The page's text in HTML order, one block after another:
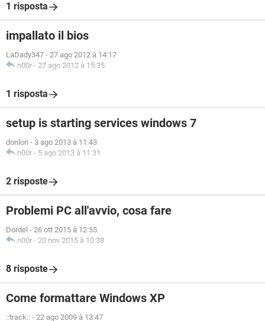
1 risposta
impallato il bios
LaDady347 - 27 ago 2012 à 14:17
n00r - 27 ago 2012 à 15:35
1 risposta
setup is starting services windows 7
donlori - 3 ago 2013 à 11:43
n00r - 5 ago 2013 à 11:31
2 risposte
Problemi PC all'avvio, cosa fare
Dordel - 26 ott 2015 à 12:55
n00r - 20 nov 2015 à 10:38
8 risposte
Come formattare Windows XP
::track:: - 22 ago 2009 à 13:47